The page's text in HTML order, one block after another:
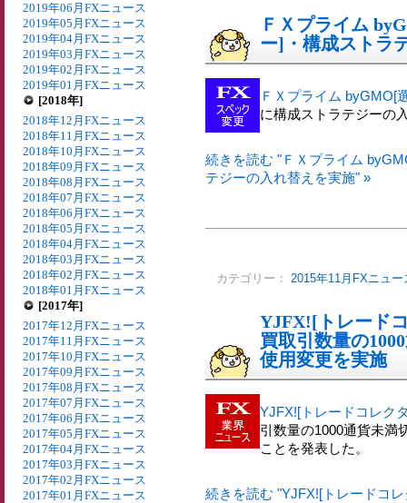
2019年06月FXニュース
2019年05月FXニュース
2019年04月FXニュース
2019年03月FXニュース
2019年02月FXニュース
2019年01月FXニュース
[2018年]
2018年12月FXニュース
2018年11月FXニュース
2018年10月FXニュース
2018年09月FXニュース
2018年08月FXニュース
2018年07月FXニュース
2018年06月FXニュース
2018年05月FXニュース
2018年04月FXニュース
2018年03月FXニュース
2018年02月FXニュース
2018年01月FXニュース
[2017年]
2017年12月FXニュース
2017年11月FXニュース
2017年10月FXニュース
2017年09月FXニュース
2017年08月FXニュース
2017年07月FXニュース
2017年06月FXニュース
2017年05月FXニュース
2017年04月FXニュース
2017年03月FXニュース
2017年02月FXニュース
2017年01月FXニュース
ＦＸプライム
ー]・構成ストラ
ＦＸプライム byGMO[
に構成ストラテジーの
続きを読む "ＦＸプライム
テジーの入れ替えを実施" »
カテゴリー： 2015年11月FXニュー
YJFX![トレード
買取引数量の
使用変更を実施
YJFX![トレードコレク
引数量の1000通貨未満
ことを発表した。
続きを読む "YJFX![トレードコ